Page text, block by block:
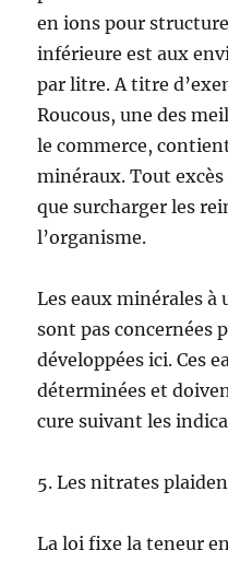
en ions pour
inférieure est aux
par litre. A titre
Roucous, une des
le commerce,
minéraux. Tout
que surcharger les
l’organisme.
Les eaux minérales à
sont pas concernées
développées ici. Ces
déterminées et
cure suivant les
5. Les nitrates
La loi fixe la teneur